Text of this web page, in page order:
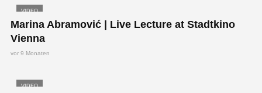
VIDEO
Marina Abramović | Live Lecture at Stadtkino
Vienna
vor 9 Monaten
VIDEO